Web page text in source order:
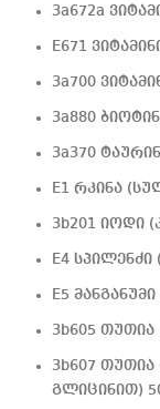
3a672a
E671
3a700
3a880
3a370
E1 რკინა
3b201 იოდი
E4
E5
3b605
3b607
გლიცინით)